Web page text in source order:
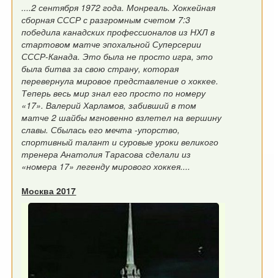
....2 сентября 1972 года. Монреаль. Хоккейная
сборная СССР с разгромным счетом 7:3
победила канадских профессионалов из НХЛ в
стартовом матче эпохальной Суперсерии
СССР-Канада. Это была не просто игра, это
была битва за свою страну, которая
перевернула мировое представление о хоккее.
Теперь весь мир знал его просто по номеру
«17». Валерий Харламов, забивший в том
матче 2 шайбы мгновенно взлетел на вершину
славы. Сбылась его мечта -упорство,
спортивный талант и суровые уроки великого
тренера Анатолия Тарасова сделали из
«номера 17» легенду мирового хоккея....
Москва 2017